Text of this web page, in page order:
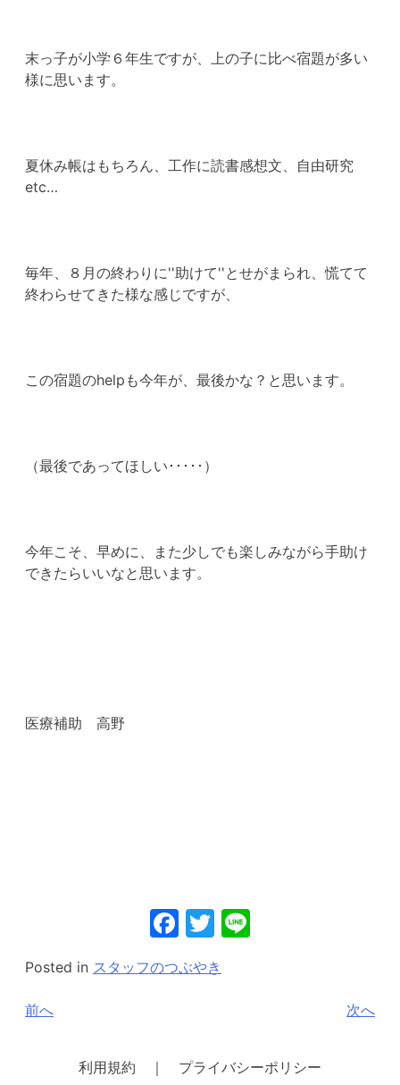
末っ子が小学６年生ですが、上の子に比べ宿題が多い
様に思います。
夏休み帳はもちろん、工作に読書感想文、自由研究
etc…
毎年、８月の終わりに''助けて''とせがまられ、慌てて
終わらせてきた様な感じですが、
この宿題のhelpも今年が、最後かな？と思います。
（最後であってほしい･････）
今年こそ、早めに、また少しでも楽しみながら手助け
できたらいいなと思います。
医療補助 高野
Facebook
Twitter
Posted in スタッフのつぶやき
投
前へ 次へ
利用規約 ｜ プライバシーポリシー